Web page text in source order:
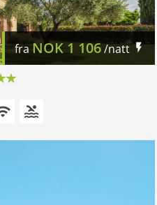
fraNOK1 106/natt